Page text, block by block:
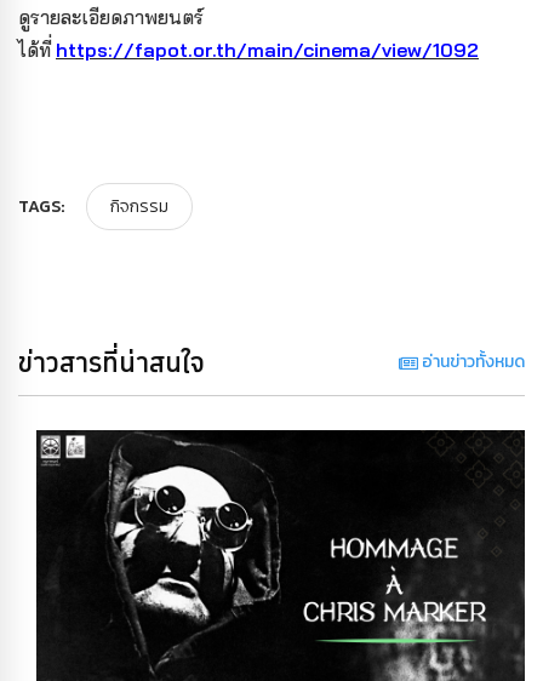
ดูรายละเอียดภาพยนตร์
ได้ที่ https://fapot.or.th/main/cinema/view/1092
TAGS: กิจกรรม
ข่าวสารที่น่าสนใจ อ่านข่าวทั้งหมด